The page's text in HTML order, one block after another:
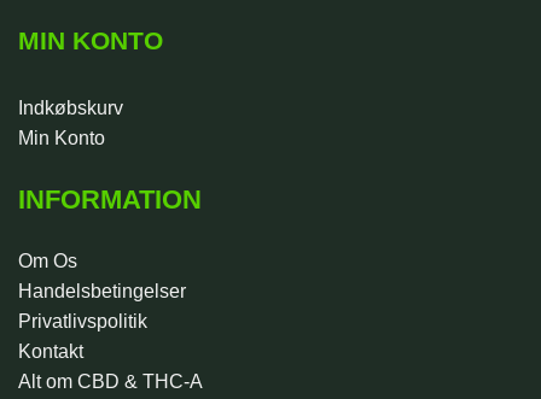
MIN KONTO
Indkøbskurv
Min Konto
INFORMATION
Om Os
Handelsbetingelser
Privatlivspolitik
Kontakt
Alt om CBD & THC-A